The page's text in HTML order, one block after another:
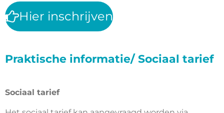
Hier inschrijven
Praktische informatie/ Sociaal tarief
Sociaal tarief